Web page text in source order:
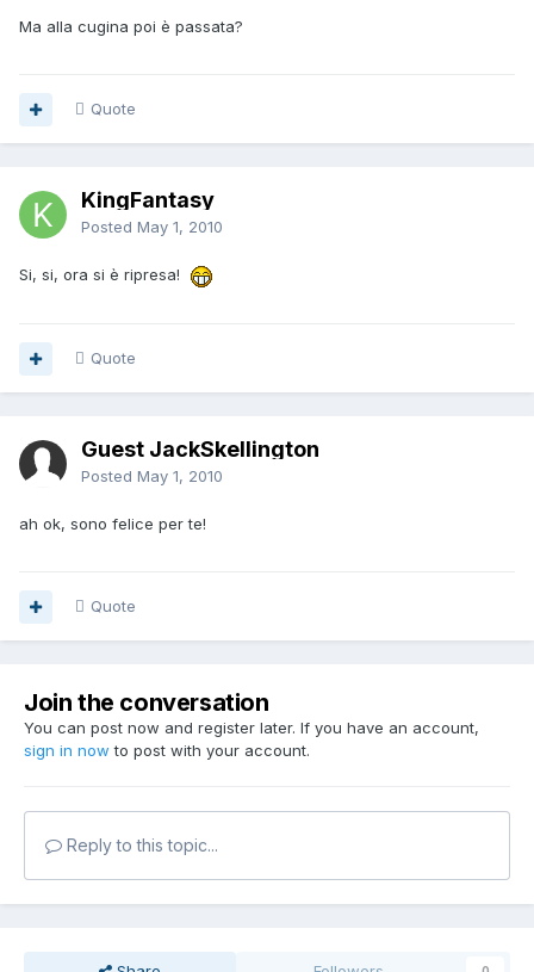
Ma alla cugina poi è passata?
Quote
KingFantasy
Posted May 1, 2010
Si, si, ora si è ripresa!
Quote
Guest JackSkellington
Posted May 1, 2010
ah ok, sono felice per te!
Quote
Join the conversation
You can post now and register later. If you have an account,
sign in now to post with your account.
Reply to this topic...